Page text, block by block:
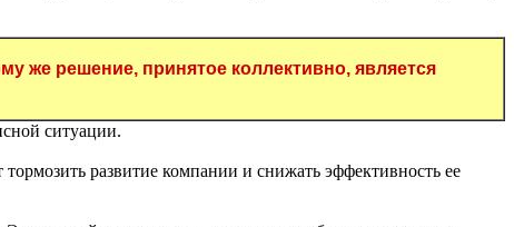
же решение, принятое коллективно, является
ситуации.
развитие компании и снижать эффективность ее